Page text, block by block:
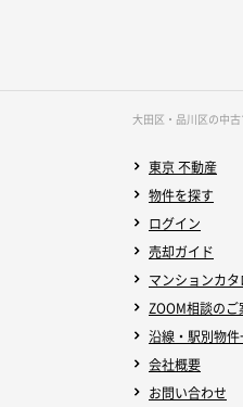
大田区・品川区の中
東京 不動産
物件を探す
ログイン
売却ガイド
マンションカ
ZOOM相談のご
沿線・駅別物
会社概要
お問い合わせ